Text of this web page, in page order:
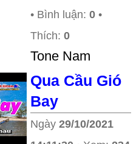
• Bình luận: 0 •
Thích: 0
Tone Nam
Qua Cầu Gió
Bay
Ngày 29/10/2021